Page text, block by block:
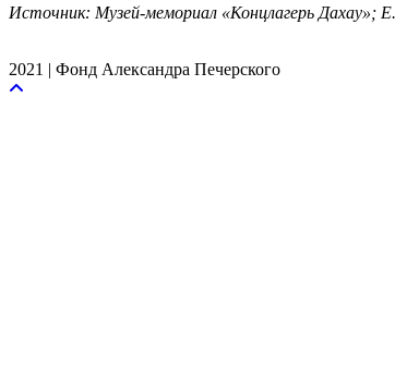
Источник: Музей-мемориал «Концлагерь
2021 | Фонд Александра Печерского